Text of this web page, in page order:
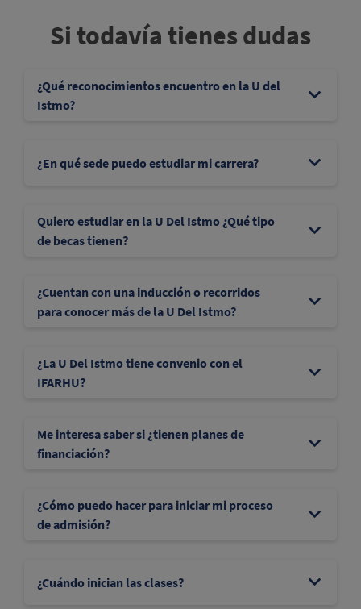
Si todavía tienes dudas
¿Qué reconocimientos encuentro en la U del
Istmo?
¿En qué sede puedo estudiar mi carrera?
Quiero estudiar en la U Del Istmo ¿Qué tipo
de becas tienen?
¿Cuentan con una inducción o recorridos
para conocer más de la U Del Istmo?
¿La U Del Istmo tiene convenio con el
IFARHU?
Me interesa saber si ¿tienen planes de
financiación?
¿Cómo puedo hacer para iniciar mi proceso
de admisión?
¿Cuándo inician las clases?